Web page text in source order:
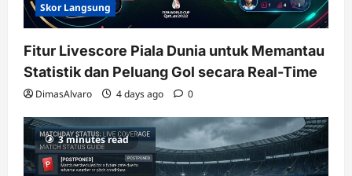
Skor Langsung
Fitur Livescore Piala Dunia untuk Memantau
Statistik dan Peluang Gol secara Real-Time
DimasAlvaro 4 days ago 0
3 minutes read